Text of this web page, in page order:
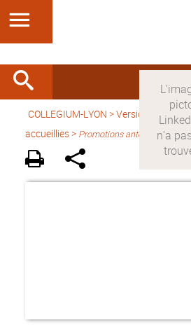
COLLEGIUM-LYON >Version française
accueillies > Promotions antérieures